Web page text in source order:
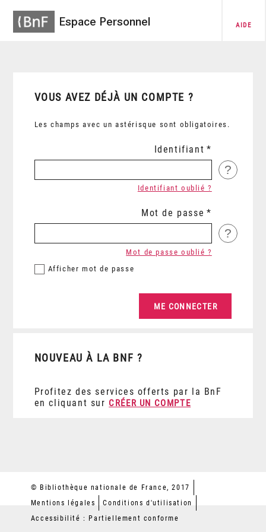
Espace Personnel AIDE
VOUS AVEZ DÉJÀ UN COMPTE ?
Les champs avec un astérisque sont obligatoires.
Identifiant
?
Identifiant oublié ?
Mot de passe
?
Afficher mot de passe
Mot de passe oublié ?
NOUVEAU À LA BNF ?
Profitez des services offerts par la BnF
en cliquant sur CRÉER UN COMPTE
© Bibliothèque nationale de France, 2017
Mentions légales
Conditions d'utilisation
Accessibilité : Partiellement conforme